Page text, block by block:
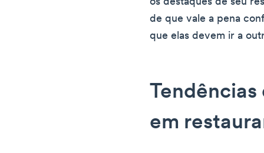
de que vale a pena
que elas devem ir a
em